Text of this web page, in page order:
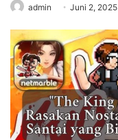
admin Juni 2, 2025